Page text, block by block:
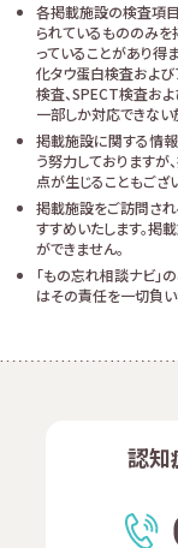
各掲載施設の検査項
られているもののみ
っていることがあり得
化タウ蛋白検査および
検査、SPECT検査お
一部しか対応できない
掲載施設に関する情
う努力しておりますが
点が生じることもござ
掲載施設をご訪問さ
すすめいたします。掲
ができません。
「もの忘れ相談ナビ」
はその責任を一切負い
認知